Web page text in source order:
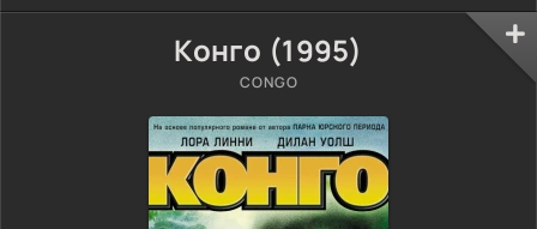
Конго (1995)
CONGO